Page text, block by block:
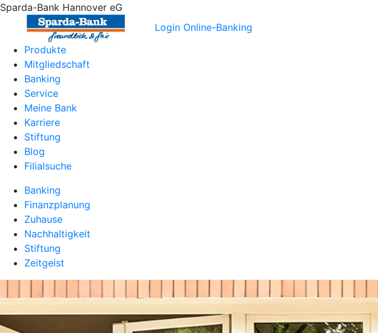
Sparda-Bank Hannover eG
Login Online-Banking
Produkte
Mitgliedschaft
Banking
Service
Meine Bank
Karriere
Stiftung
Blog
Filialsuche
Banking
Finanzplanung
Zuhause
Nachhaltigkeit
Stiftung
Zeitgeist